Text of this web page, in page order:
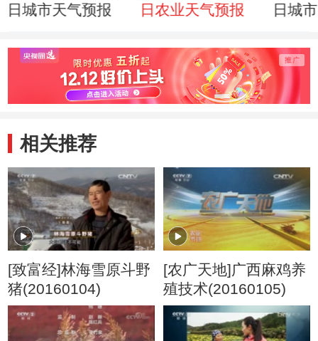
日城市天气预报
日农业天气预报
日城
相关推荐
[致富经]林海雪原斗野
猪(20160104)
[农广天地]广西麻鸡养
殖技术(20160105)